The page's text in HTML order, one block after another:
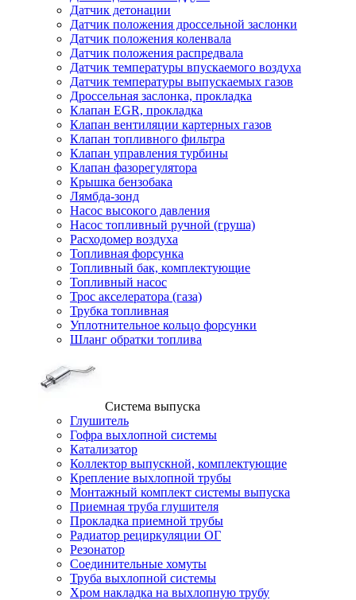
Датчик детонации
Датчик положения дроссельной заслонки
Датчик положения коленвала
Датчик положения распредвала
Датчик температуры впускаемого воздуха
Датчик температуры выпускаемых газов
Дроссельная заслонка, прокладка
Клапан EGR, прокладка
Клапан вентиляции картерных газов
Клапан топливного фильтра
Клапан управления турбины
Клапан фазорегулятора
Крышка бензобака
Лямбда-зонд
Насос высокого давления
Насос топливный ручной (груша)
Расходомер воздуха
Топливная форсунка
Топливный бак, комплектующие
Топливный насос
Трос акселератора (газа)
Трубка топливная
Уплотнительное кольцо форсунки
Шланг обратки топлива
Система выпуска
Глушитель
Гофра выхлопной системы
Катализатор
Коллектор выпускной, комплектующие
Крепление выхлопной трубы
Монтажный комплект системы выпуска
Приемная труба глушителя
Прокладка приемной трубы
Радиатор рециркуляции ОГ
Резонатор
Соединительные хомуты
Труба выхлопной системы
Хром накладка на выхлопную трубу